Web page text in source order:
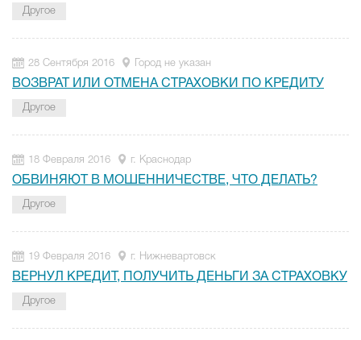
Другое
28 Сентября 2016 Город не указан
ВОЗВРАТ ИЛИ ОТМЕНА СТРАХОВКИ ПО КРЕДИТУ
Другое
18 Февраля 2016 г. Краснодар
ОБВИНЯЮТ В МОШЕННИЧЕСТВЕ, ЧТО ДЕЛАТЬ?
Другое
19 Февраля 2016 г. Нижневартовск
ВЕРНУЛ КРЕДИТ, ПОЛУЧИТЬ ДЕНЬГИ ЗА СТРАХОВКУ
Другое